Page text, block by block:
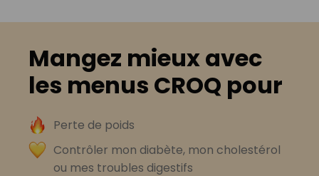
Mangez mieux avec
les menus CROQ pour
Perte de poids
Contrôler mon diabète, mon cholestérol
ou mes troubles digestifs